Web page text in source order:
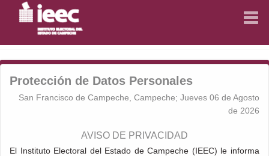
CONSEJO GENERAL
ACUERDOS Y ACTAS
CONSEJO GENERAL
ACUERDOS Y ACTAS
Protección de Datos Personales
San Francisco de Campeche, Campeche; Jueves 06 de Agosto
de 2026
AVISO DE PRIVACIDAD
El Instituto Electoral del Estado de Campeche (IEEC) le informa